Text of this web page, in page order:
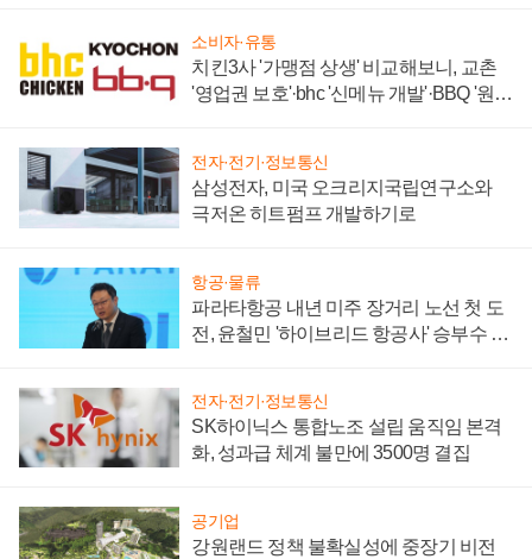
소비자·유통
치킨3사 '가맹점 상생' 비교해보니, 교촌
'영업권 보호'·bhc '신메뉴 개발'·BBQ '원가
전자·전기·정보통신
삼성전자, 미국 오크리지국립연구소와
극저온 히트펌프 개발하기로
항공·물류
파라타항공 내년 미주 장거리 노선 첫 도
전, 윤철민 '하이브리드 항공사' 승부수 통
전자·전기·정보통신
SK하이닉스 통합노조 설립 움직임 본격
화, 성과급 체계 불만에 3500명 결집
공기업
강원랜드 정책 불확실성에 중장기 비전